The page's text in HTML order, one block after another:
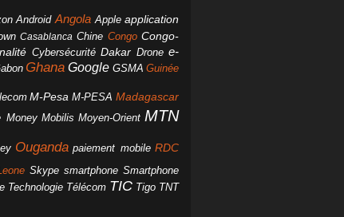
Android Angola Apple application
Casablanca Chine Congo Congo-
Cybersécurité Dakar Drone e-
Ghana Google GSMA Guinée
M-Pesa M-PESA Madagascar
Money Mobilis Moyen-Orient MTN
Ouganda paiement mobile RDC
Skype smartphone Smartphone
Technologie Télécom TIC Tigo TNT